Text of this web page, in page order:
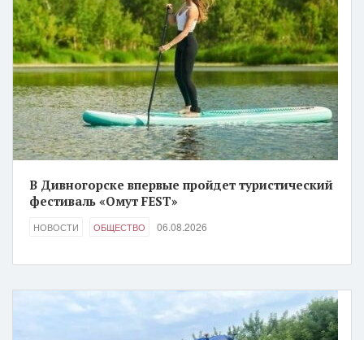
В Дивногорске впервые пройдет туристический
фестиваль «Омут FEST»
НОВОСТИ ОБЩЕСТВО 06.08.2026